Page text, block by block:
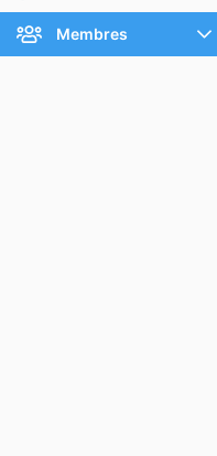
Nouveaux messages
Membres